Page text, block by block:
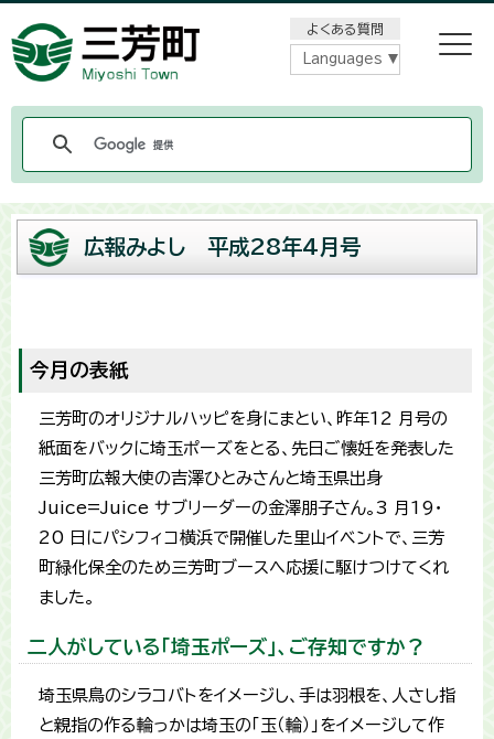
よくある質問
Languages
広報みよし 平成28年4月号
今月の表紙
三芳町のオリジナルハッピを身にまとい、昨年12 月号の
紙面をバックに埼玉ポーズをとる、先日ご懐妊を発表した
三芳町広報大使の吉澤ひとみさんと埼玉県出身
Juice=Juice サブリーダーの金澤朋子さん。3 月19・
20 日にパシフィコ横浜で開催した里山イベントで、三芳
町緑化保全のため三芳町ブースへ応援に駆けつけてくれ
ました。
二人がしている「埼玉ポーズ」、ご存知ですか？
埼玉県鳥のシラコバトをイメージし、手は羽根を、人さし指
と親指の作る輪っかは埼玉の「玉（輪）」をイメージして作